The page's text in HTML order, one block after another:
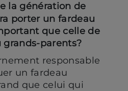
la génération de
porter un fardeau
que celle de
grands-parents?
responsable
un fardeau
que celui qui